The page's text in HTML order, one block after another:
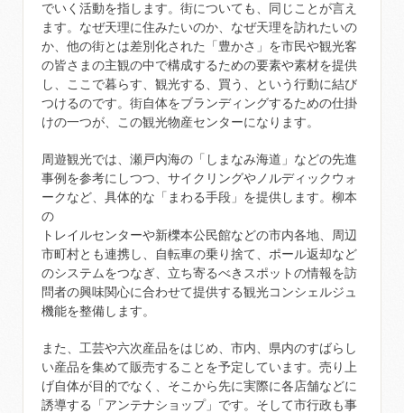
でいく活動を指します。街についても、同じことが言え
ます。なぜ天理に住みたいのか、なぜ天理を訪れたいの
か、他の街とは差別化された「豊かさ」を市民や観光客
の皆さまの主観の中で構成するための要素や素材を提供
し、ここで暮らす、観光する、買う、という行動に結び
つけるのです。街自体をブランディングするための仕掛
けの一つが、この観光物産センターになります。
周遊観光では、瀬戸内海の「しまなみ海道」などの先進
事例を参考にしつつ、サイクリングやノルディックウォ
ークなど、具体的な「まわる手段」を提供します。柳本
の
トレイルセンターや新櫟本公民館などの市内各地、周辺
市町村とも連携し、自転車の乗り捨て、ポール返却など
のシステムをつなぎ、立ち寄るべきスポットの情報を訪
問者の興味関心に合わせて提供する観光コンシェルジュ
機能を整備します。
また、工芸や六次産品をはじめ、市内、県内のすばらし
い産品を集めて販売することを予定しています。売り上
げ自体が目的でなく、そこから先に実際に各店舗などに
誘導する「アンテナショップ」です。そして市行政も事